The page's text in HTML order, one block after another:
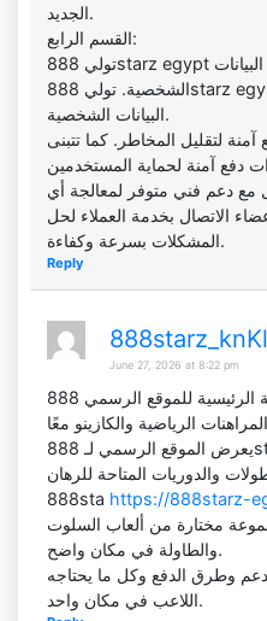
الجديد.
القسم الرابع:
تولي 888starz egypt أهمية لأمان المعاملات وحماية البيانات
الشخصية. تولي 888starz egypt أهمية لأمان المعاملات وحماية
البيانات الشخصية.
لتقليل المخاطر. كما تتبنى
مع دعم فني متوفر لمعالجة أي
الاتصال بخدمة العملاء لحل
المشكلات بسرعة وكفاءة.
Reply
888starz_knKl
June 27, 2026 at 8:22 pm
تمثل الواجهة الرئيسية للموقع الرسمي 888starz مركزًا موحدًا
يعرض الموقع الرسمي لـ 888starz على صفحته الرئيسية أبرز
888sta https://888starz-
مختارة من ألعاب السلوت
والطاولة في مكان واضح.
وطرق الدفع وكل ما يحتاجه
اللاعب في مكان واحد.